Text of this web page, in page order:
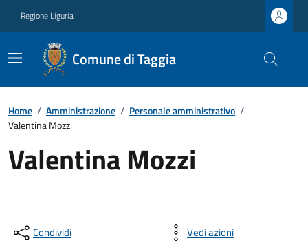
Regione Liguria
Comune di Taggia
Home / Amministrazione / Personale amministrativo /
Valentina Mozzi
Valentina Mozzi
Condividi Vedi azioni